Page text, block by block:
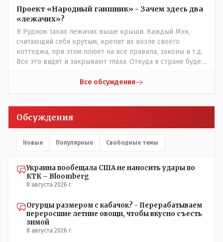
Проект «Народный гаишник» - Зачем здесь два
«лежачих»?
В Рудном таких лежачих выше крыши. Каждый Мэн,
считающий себя крутым, крепит их возле своего
коттеджа, при этом плюет на все правила, законы и т.д.
Все это видят и закрывают глаза. Откуда в стране будет
Все обсуждения
Обсуждения
Новые Популярные Свободные темы
Украина пообещала США не наносить удары по
КТК – Bloomberg
8 августа 2026 г.
Огурцы размером с кабачок? - Перерабатываем
переросшие летние овощи, чтобы вкусно съесть
зимой
8 августа 2026 г.